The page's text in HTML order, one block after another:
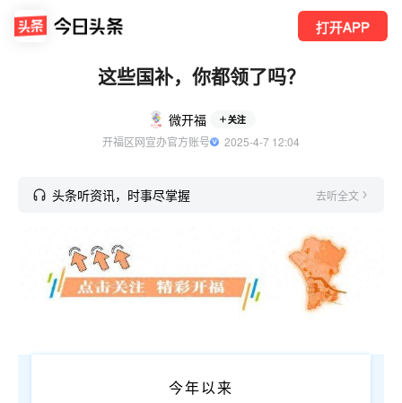
打开APP
这些国补，你都领了吗？
微开福 关注
开福区网宣办官方账号
  2025-4-7 12:04
头条听资讯，时事尽掌握 去听全文
今年以来